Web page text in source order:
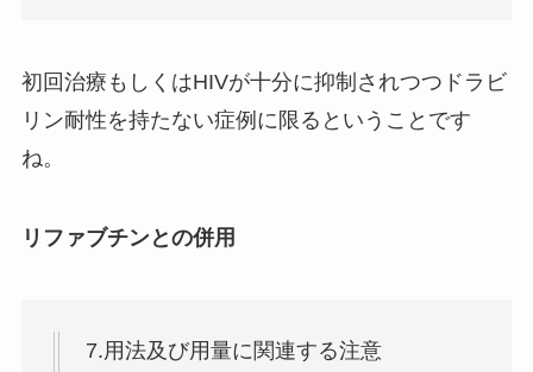
初回治療もしくはHIVが十分に抑制されつつドラビ
リン耐性を持たない症例に限るということです
ね。
リファブチンとの併用
7.用法及び用量に関連する注意